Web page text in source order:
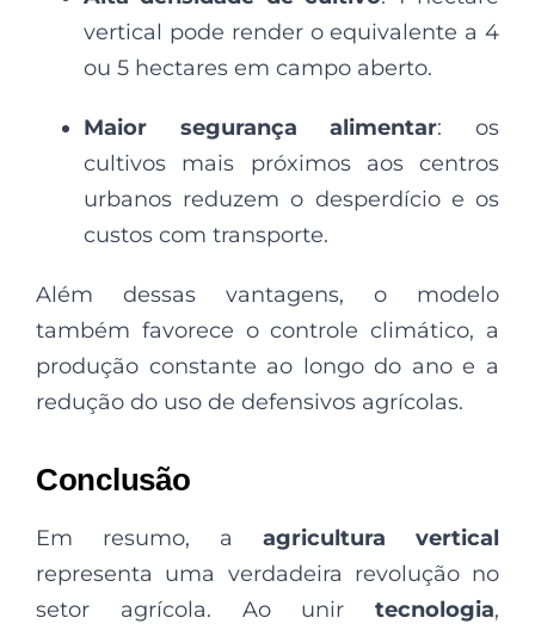
vertical pode render o equivalente a 4
ou 5 hectares em campo aberto.
Maior segurança alimentar: os
cultivos mais próximos aos centros
urbanos reduzem o desperdício e os
custos com transporte.
Além dessas vantagens, o modelo
também favorece o controle climático, a
produção constante ao longo do ano e a
redução do uso de defensivos agrícolas.
Conclusão
Em resumo, a agricultura vertical
representa uma verdadeira revolução no
setor agrícola. Ao unir tecnologia,